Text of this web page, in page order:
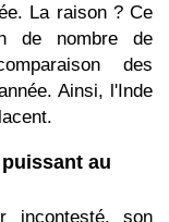
La raison ? Ce
de nombre de
des
Ainsi, l'Inde
au
incontesté, son